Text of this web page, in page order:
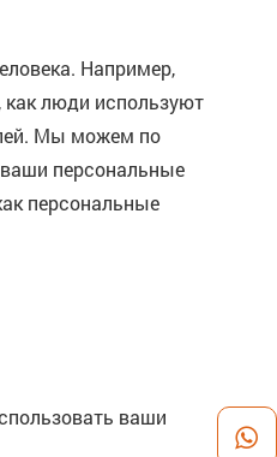
Например,
как люди используют
Мы можем по
персональные
персональные
ваши